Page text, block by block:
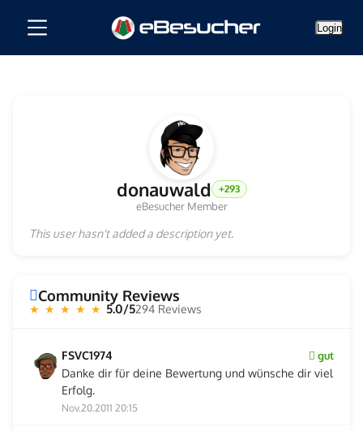
Login
donauwald +293
eBesucher Member
This user hasn't added a description yet.
Community Reviews
★ ★ ★ ★ ★ 5.0/5294 Reviews
FSVC1974 gut
Danke dir für deine Bewertung und wünsche dir viel
Erfolg.
Nov.20.2011 20:15